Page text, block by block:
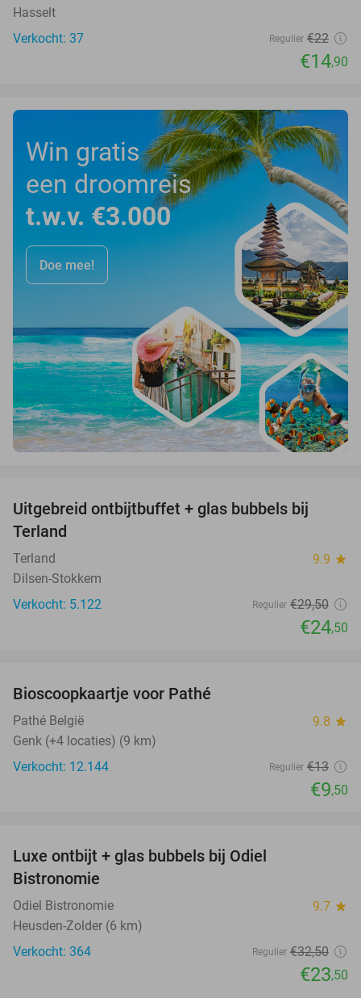
Hasselt
Verkocht: 37
Regulier €22
€14,90
Win gratis
een droomreis
t.w.v. €3.000
Doe mee!
Uitgebreid ontbijtbuffet + glas bubbels bij
Terland
Terland 9.9 star
Dilsen-Stokkem
Verkocht: 5.122
Regulier €29,50
€24,50
Bioscoopkaartje voor Pathé
Pathé België 9.8 star
Genk (+4 locaties) (9 km)
Verkocht: 12.144
Regulier €13
€9,50
Luxe ontbijt + glas bubbels bij Odiel
Bistronomie
Odiel Bistronomie 9.7 star
Heusden-Zolder (6 km)
Verkocht: 364
Regulier €32,50
€23,50